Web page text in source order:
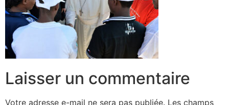
Laisser un commentaire
Votre adresse e-mail ne sera pas publiée. Les champs